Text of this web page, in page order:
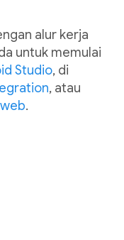
alur kerja
untuk memulai
Studio, di
, atau
.